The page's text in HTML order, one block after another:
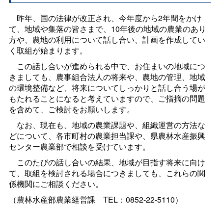
昨年、国の法律が改正され、今年度から2年間をかけ
て、地域や集落の皆さまで、10年後の地域の農業のあり
方や、農地の利用について話し合い、計画を作成してい
く取組が始まります。
この話し合いが進められる中で、お住まいの地域につ
きましても、農事組合法人の将来や、農地の管理、地域
の環境整備など、将来についてしっかりと話し合う場が
もたれることになると考えていますので、ご指摘の問題
を含めて、ご検討をお願いします。
なお、現在も、地域の農業課題や、組織運営の方法な
どについて、各市町村の農業担当課や、県農林水産振興
センター農業部で相談を受けています。
このたびの話し合いの結果、地域が目指す将来に向け
て、取組を検討される場合につきましても、これらの関
係機関にご相談ください。
（農林水産部農業経営課 TEL：0852-22-5110）